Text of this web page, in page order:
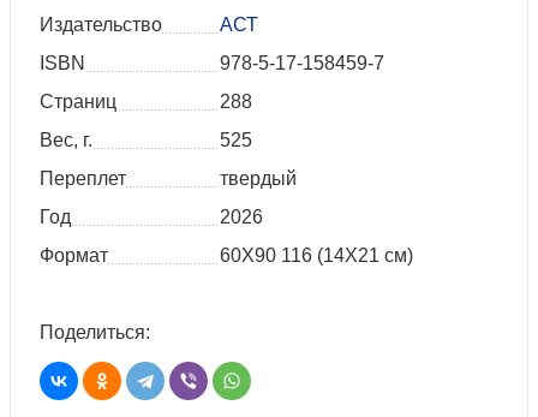
Издательство
АСТ
ISBN
978-5-17-158459-7
Страниц
288
Вес, г.
525
Переплет
твердый
Год
2026
Формат
60X90 116 (14Х21 см)
Поделиться: